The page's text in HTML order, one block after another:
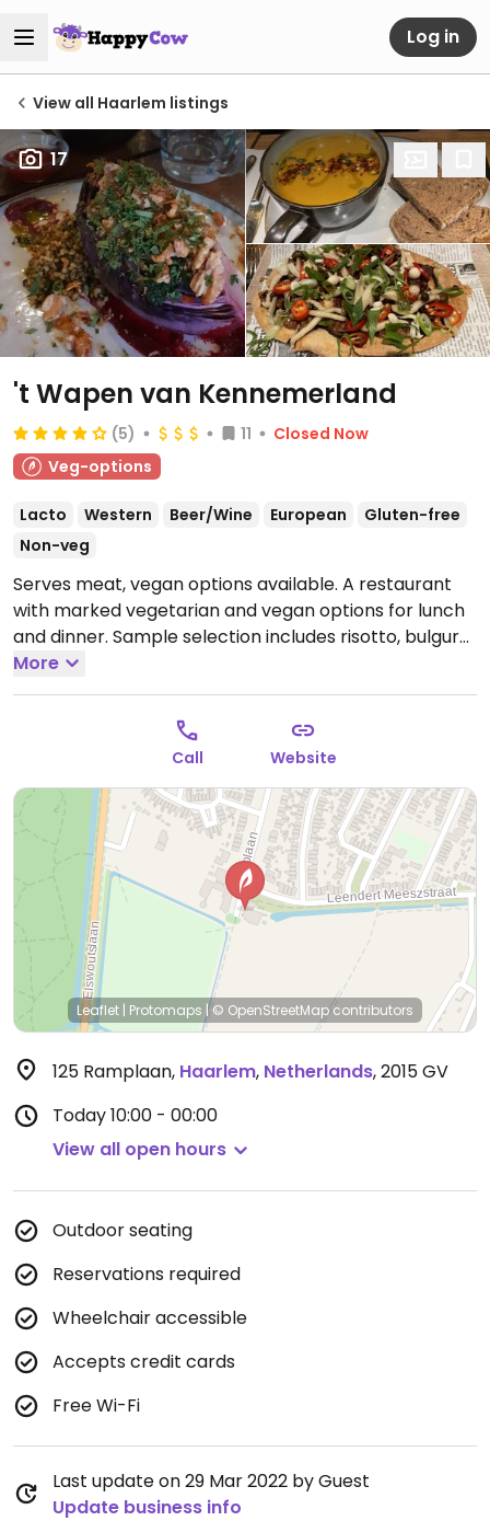
Log in
View all Haarlem listings
17
't Wapen van Kennemerland
(5) 11
Closed Now
Veg-options
Lacto Western Beer/Wine European
Gluten-free
Non-veg
Serves meat, vegan options available. A restaurant
with marked vegetarian and vegan options for lunch
and dinner. Sample selection includes risotto, bulgur
salad, grilled cabbage, and Indian dahl soup.
Mon-Sun 10:00-00:00.
More
Call Website
Leaflet | Protomaps |© OpenStreetMapcontributors
125 Ramplaan, Haarlem, Netherlands,2015 GV
Today10:00 - 00:00
View all open hours
Outdoor seating
Reservations required
Wheelchair accessible
Accepts credit cards
Free Wi-Fi
Last update on 29 Mar 2022 by Guest
Update business info